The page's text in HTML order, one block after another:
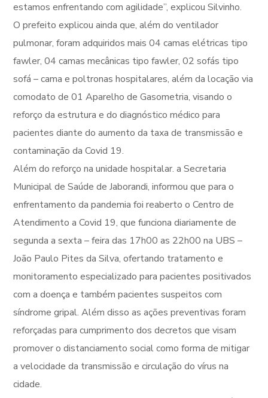
estamos enfrentando com agilidade”, explicou Silvinho.
O prefeito explicou ainda que, além do ventilador
pulmonar, foram adquiridos mais 04 camas elétricas tipo
fawler, 04 camas mecânicas tipo fawler, 02 sofás tipo
sofá – cama e poltronas hospitalares, além da locação via
comodato de 01 Aparelho de Gasometria, visando o
reforço da estrutura e do diagnóstico médico para
pacientes diante do aumento da taxa de transmissão e
contaminação da Covid 19.
Além do reforço na unidade hospitalar. a Secretaria
Municipal de Saúde de Jaborandi, informou que para o
enfrentamento da pandemia foi reaberto o Centro de
Atendimento a Covid 19, que funciona diariamente de
segunda a sexta – feira das 17h00 as 22h00 na UBS –
João Paulo Pites da Silva, ofertando tratamento e
monitoramento especializado para pacientes positivados
com a doença e também pacientes suspeitos com
síndrome gripal. Além disso as ações preventivas foram
reforçadas para cumprimento dos decretos que visam
promover o distanciamento social como forma de mitigar
a velocidade da transmissão e circulação do vírus na
cidade.